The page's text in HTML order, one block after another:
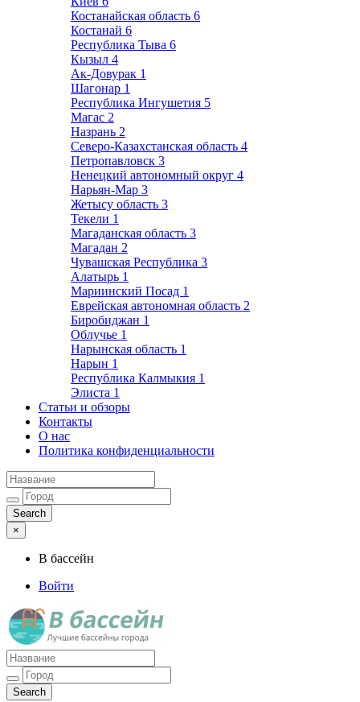
Костанайская область 6
Костанай 6
Республика Тыва 6
Кызыл 4
Ак-Довурак 1
Шагонар 1
Республика Ингушетия 5
Магас 2
Назрань 2
Северо-Казахстанская область 4
Петропавловск 3
Ненецкий автономный округ 4
Нарьян-Мар 3
Жетысу область 3
Текели 1
Магаданская область 3
Магадан 2
Чувашская Республика 3
Алатырь 1
Мариинский Посад 1
Еврейская автономная область 2
Биробиджан 1
Облучье 1
Нарынская область 1
Нарын 1
Республика Калмыкия 1
Элиста 1
Статьи и обзоры
Контакты
О нас
Политика конфиденциальности
×
В бассейн
Войти
Лучшие бассейны города